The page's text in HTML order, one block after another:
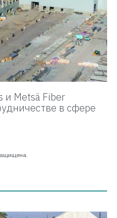
Metsä Fiber
в сфере